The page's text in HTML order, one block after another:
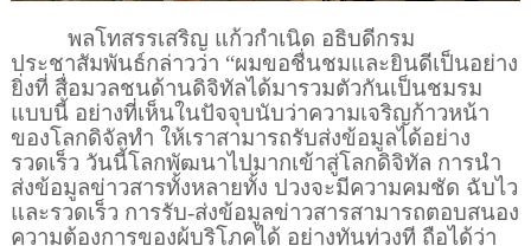
พลโทสรรเสริญ แก้วกำเนิด อธิบดีกรม
ประชาสัมพันธ์กล่าวว่า “ผมขอชื่นชมและยินดีเป็นอย่าง
ยิ่งที่ สื่อมวลชนด้านดิจิทัลได้มารวมตัวกันเป็นชมรม
แบบนี้ อย่างที่เห็นในปัจจุบนับว่าความเจริญก้าวหน้า
ของโลกดิจัลทำ ให้เราสามารถรับส่งข้อมูลได้อย่าง
รวดเร็ว วันนี้โลกพัฒนาไปมากเข้าสู่โลกดิจิทัล การนำ
ส่งข้อมูลข่าวสารทั้งหลายทั้ง ปวงจะมีความคมชัด ฉับไว
และรวดเร็ว การรับ-ส่งข้อมูลข่าวสารสามารถตอบสนอง
ความต้องการของผู้บริโภคได้ อย่างทันท่วงที ถือได้ว่า